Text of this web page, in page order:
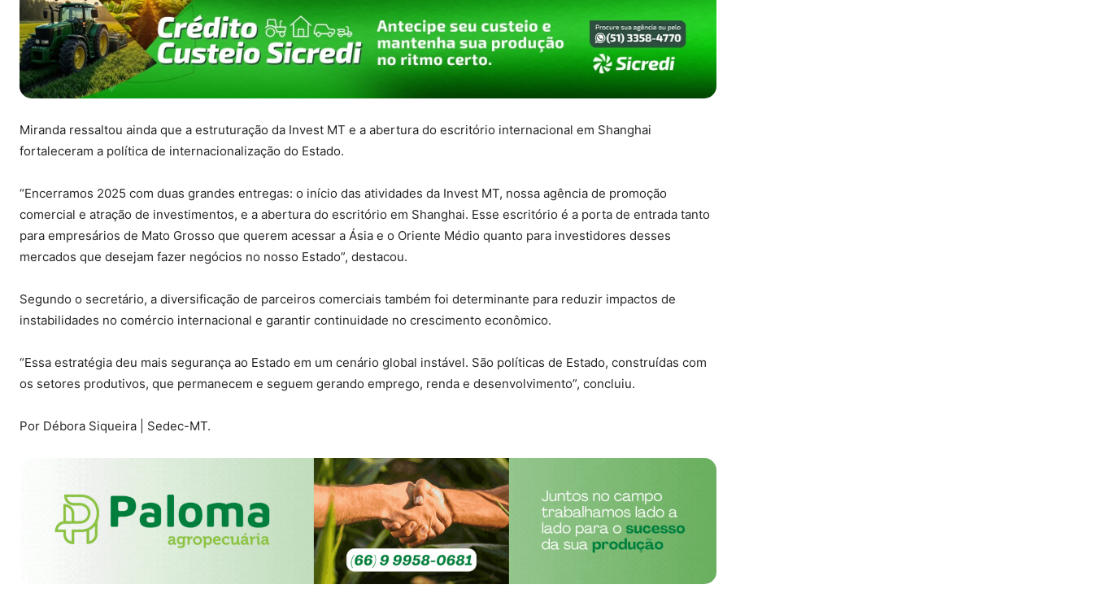
Miranda ressaltou ainda que a estruturação da Invest MT e a abertura do escritório internacional em Shanghai
fortaleceram a política de internacionalização do Estado.
“Encerramos 2025 com duas grandes entregas: o início das atividades da Invest MT, nossa agência de promoção
comercial e atração de investimentos, e a abertura do escritório em Shanghai. Esse escritório é a porta de entrada tanto
para empresários de Mato Grosso que querem acessar a Ásia e o Oriente Médio quanto para investidores desses
mercados que desejam fazer negócios no nosso Estado”, destacou.
Segundo o secretário, a diversificação de parceiros comerciais também foi determinante para reduzir impactos de
instabilidades no comércio internacional e garantir continuidade no crescimento econômico.
“Essa estratégia deu mais segurança ao Estado em um cenário global instável. São políticas de Estado, construídas com
os setores produtivos, que permanecem e seguem gerando emprego, renda e desenvolvimento”, concluiu.
Por Débora Siqueira | Sedec-MT.